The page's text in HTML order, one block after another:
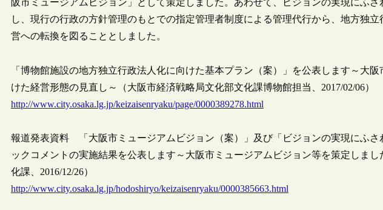
し、現行の行政の方針管理のもとでの指定管理者制度による管理代行から、地方独
営への転換を図ることとしました。
「博物館施設の地方独立行政法人化に向けた基本プラン（案）」を公表します～大
けた経営形態の見直し～（大阪市経済戦略局文化部文化課博物館担当、2017/02/06）
http://www.city.osaka.lg.jp/keizaisenryaku/page/0000389278.html
報道発表資料 「大阪市ミュージアムビジョン（案）」及び「ビジョンの実現にふさ
ックコメントの実施結果を公表します～大阪市ミュージアムビジョン等を策定しま
化課、2016/12/26）
http://www.city.osaka.lg.jp/hodoshiryo/keizaisenryaku/0000385663.html